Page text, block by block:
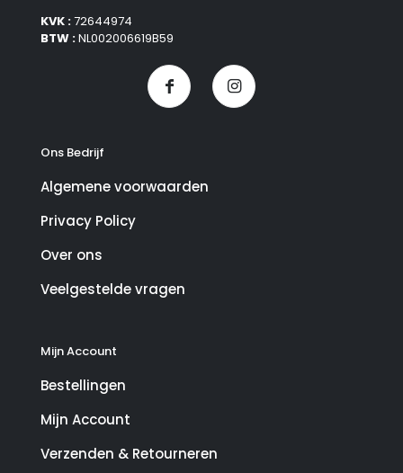
KVK :72644974
BTW :NL002006619B59
Ons Bedrijf
Algemene voorwaarden
Privacy Policy
Over ons
Veelgestelde vragen
Mijn Account
Bestellingen
Mijn Account
Verzenden & Retourneren